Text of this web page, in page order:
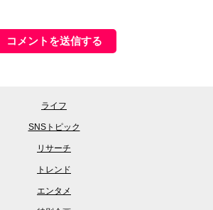
ライフ
SNSトピック
リサーチ
トレンド
エンタメ